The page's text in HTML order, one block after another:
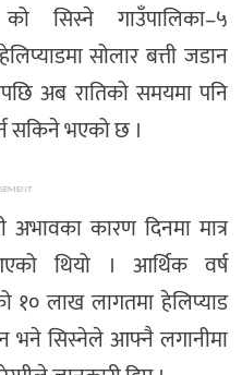
सिस्ने गाउँपालिका–५
सोलार बत्ती जडान
अब रातिको समयमा पनि
सकिने भएको छ ।
अभावका कारण दिनमा मात्र
थियो । आर्थिक वर्ष
१० लाख लागतमा हेलिप्याड
भने सिस्नेले आफ्नै लगानीमा